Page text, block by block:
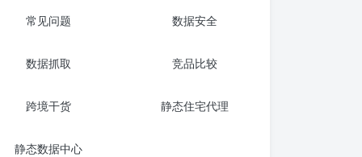
常见问题 数据安全
数据抓取 竞品比较
跨境干货 静态住宅代理
静态数据中心